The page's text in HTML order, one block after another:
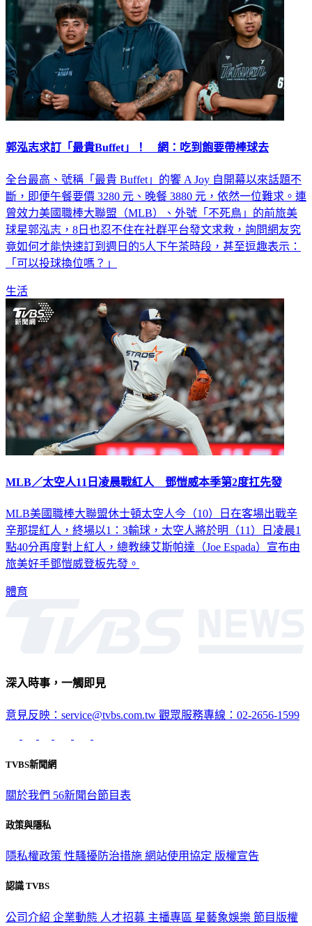
郭泓志求訂「最貴Buffet」！ 網：吃到飽要帶棒球去
全台最高、號稱「最貴 Buffet」的饗 A Joy 自開幕以來話題不
斷，即便午餐要價 3280 元、晚餐 3880 元，依然一位難求。連
曾效力美國職棒大聯盟（MLB）、外號「不死鳥」的前旅美
球星郭泓志，8日也忍不住在社群平台發文求救，詢問網友究
竟如何才能快速訂到週日的5人下午茶時段，甚至逗趣表示：
「可以投球換位嗎？」
生活
MLB／太空人11日凌晨戰紅人 鄧愷威本季第2度扛先發
MLB美國職棒大聯盟休士頓太空人今（10）日在客場出戰辛
辛那提紅人，終場以1：3輸球，太空人將於明（11）日凌晨1
點40分再度對上紅人，總教練艾斯帕達（Joe Espada）宣布由
旅美好手鄧愷威登板先發。
體育
深入時事，一觸即見
意見反映：service@tvbs.com.tw 觀眾服務專線：02-2656-1599
TVBS新聞網
關於我們 56新聞台節目表
政策與隱私
隱私權政策 性騷擾防治措施 網站使用協定 版權宣告
認識 TVBS
公司介紹 企業動態 人才招募 主播專區 星藝象娛樂 節目版權